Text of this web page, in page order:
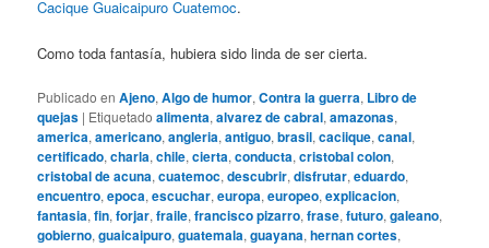
Cacique Guaicaipuro Cuatemoc.
Como toda fantasía, hubiera sido linda de ser cierta.
Publicado en Ajeno,Algo de humor,Contra la guerra, Libro de
quejas | Etiquetado alimenta,alvarez de cabral,amazonas,
america,americano,angleria,antiguo,brasil,caciique,canal,
certificado,charla,chile,cierta,conducta,cristobal colon,
cristobal de acuna,cuatemoc,descubrir,disfrutar,eduardo,
encuentro,epoca,escuchar,europa,europeo,explicacion,
fantasia,fin,forjar,fraile,francisco pizarro,frase,futuro,galeano,
gobierno,guaicaipuro,guatemala,guayana,hernan cortes,